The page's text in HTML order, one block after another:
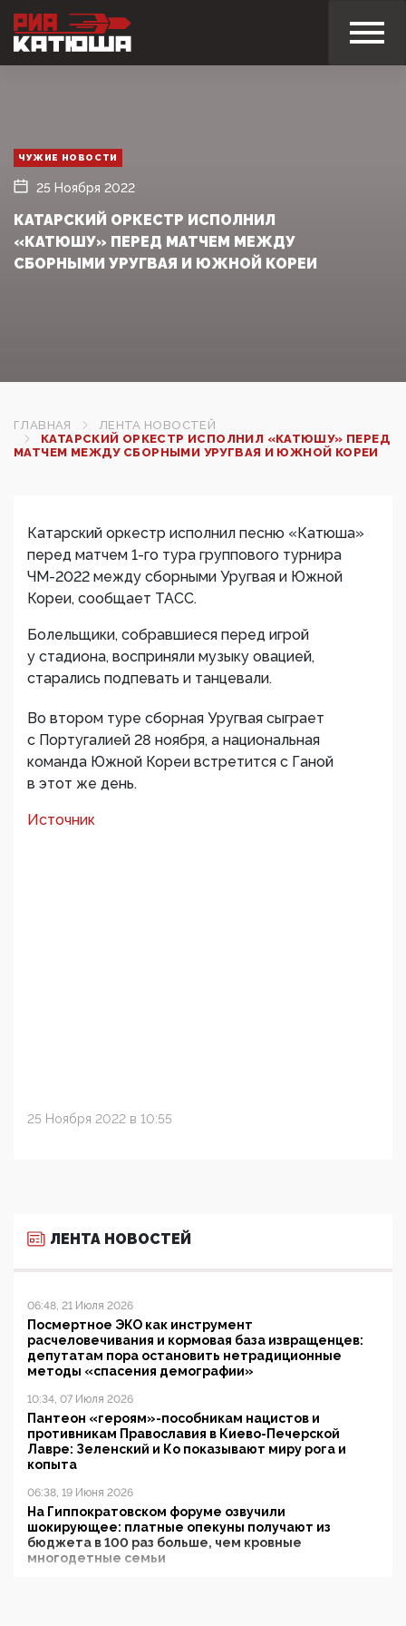
ЧУЖИЕ НОВОСТИ
25 Ноября 2022
КАТАРСКИЙ ОРКЕСТР ИСПОЛНИЛ
«КАТЮШУ» ПЕРЕД МАТЧЕМ МЕЖДУ
СБОРНЫМИ УРУГВАЯ И ЮЖНОЙ КОРЕИ
ГЛАВНАЯ
ЛЕНТА НОВОСТЕЙ
КАТАРСКИЙ ОРКЕСТР ИСПОЛНИЛ «КАТЮШУ» ПЕРЕД
МАТЧЕМ МЕЖДУ СБОРНЫМИ УРУГВАЯ И ЮЖНОЙ КОРЕИ
Катарский оркестр исполнил песню «Катюша»
перед матчем 1-го тура группового турнира
ЧМ-2022 между сборными Уругвая и Южной
Кореи, сообщает ТАСС.
Болельщики, собравшиеся перед игрой
у стадиона, восприняли музыку овацией,
старались подпевать и танцевали.
Во втором туре сборная Уругвая сыграет
с Португалией 28 ноября, а национальная
команда Южной Кореи встретится с Ганой
в этот же день.
Источник
25 Ноября 2022 в 10:55
ЛЕНТА НОВОСТЕЙ
06:48, 21 Июля 2026
Посмертное ЭКО как инструмент
расчеловечивания и кормовая база извращенцев:
депутатам пора остановить нетрадиционные
методы «спасения демографии»
10:34, 07 Июля 2026
Пантеон «героям»-пособникам нацистов и
противникам Православия в Киево-Печерской
Лавре: Зеленский и Ко показывают миру рога и
копыта
06:38, 19 Июня 2026
На Гиппократовском форуме озвучили
шокирующее: платные опекуны получают из
бюджета в 100 раз больше, чем кровные
многодетные семьи